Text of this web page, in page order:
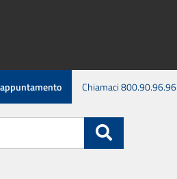
Chiamaci 800.90.96.96